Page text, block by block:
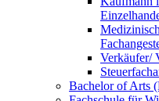
Verkäufer/
Bachelor of Arts